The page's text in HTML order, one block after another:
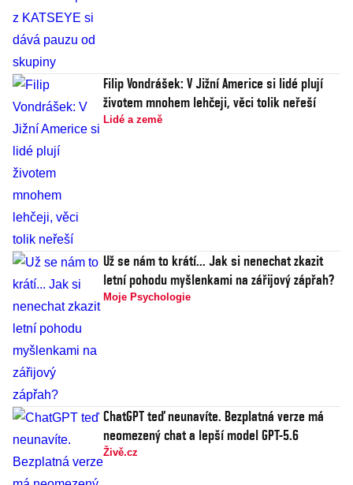
Filip Vondrášek: V Jižní Americe si lidé plují
životem mnohem lehčeji, věci tolik neřeší
Lidé a země
Už se nám to krátí... Jak si nenechat zkazit
letní pohodu myšlenkami na zářijový zápřah?
Moje Psychologie
ChatGPT teď neunavíte. Bezplatná verze má
neomezený chat a lepší model GPT-5.6
Živě.cz